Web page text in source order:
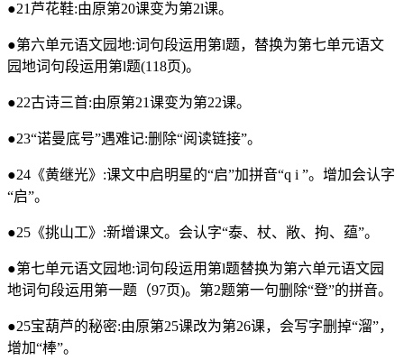
●21芦花鞋:由原第20课变为第2l课。
●第六单元语文园地:词句段运用第l题，替换为第七单元语文
园地词句段运用第l题(118页)。
●22古诗三首:由原第21课变为第22课。
●23“诺曼底号”遇难记:删除“阅读链接”。
●24《黄继光》:课文中启明星的“启”加拼音“q i ”。增加会认字
“启”。
●25《挑山工》:新增课文。会认字“泰、杖、敞、拘、蕴”。
●第七单元语文园地:词句段运用第l题替换为第六单元语文园
地词句段运用第一题（97页)。第2题第一句删除“登”的拼音。
●25宝葫芦的秘密:由原第25课改为第26课，会写字删掉“溜”，
增加“棒”。